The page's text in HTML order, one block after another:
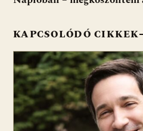
KAPCSOLÓDÓ CIKKEK